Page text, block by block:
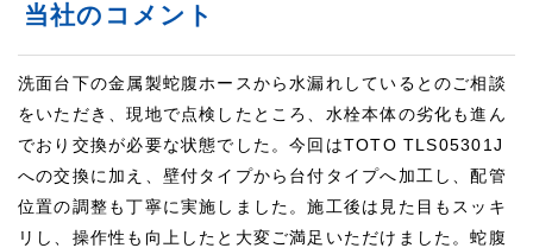
当社のコメント
洗面台下の金属製蛇腹ホースから水漏れしているとのご相談
をいただき、現地で点検したところ、水栓本体の劣化も進ん
でおり交換が必要な状態でした。今回はTOTO TLS05301J
への交換に加え、壁付タイプから台付タイプへ加工し、配管
位置の調整も丁寧に実施しました。施工後は見た目もスッキ
リし、操作性も向上したと大変ご満足いただけました。蛇腹